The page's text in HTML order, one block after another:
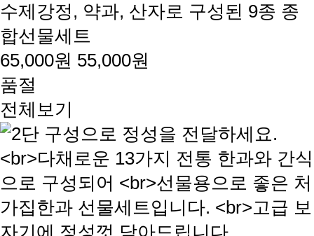
수제강정, 약과, 산자로 구성된 9종 종
합선물세트
65,000원 55,000원
품절
전체보기